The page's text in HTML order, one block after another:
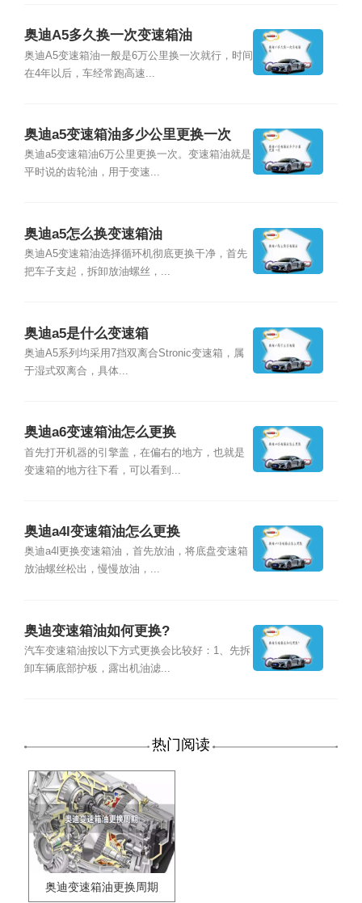
奥迪A5多久换一次变速箱油
奥迪A5变速箱油一般是6万公里换一次就行，时间
在4年以后，车经常跑高速...
奥迪a5变速箱油多少公里更换一次
奥迪a5变速箱油6万公里更换一次。变速箱油就是
平时说的齿轮油，用于变速...
奥迪a5怎么换变速箱油
奥迪A5变速箱油选择循环机彻底更换干净，首先
把车子支起，拆卸放油螺丝，...
奥迪a5是什么变速箱
奥迪A5系列均采用7挡双离合Stronic变速箱，属
于湿式双离合，具体...
奥迪a6变速箱油怎么更换
首先打开机器的引擎盖，在偏右的地方，也就是
变速箱的地方往下看，可以看到...
奥迪a4l变速箱油怎么更换
奥迪a4l更换变速箱油，首先放油，将底盘变速箱
放油螺丝松出，慢慢放油，...
奥迪变速箱油如何更换?
汽车变速箱油按以下方式更换会比较好：1、先拆
卸车辆底部护板，露出机油滤...
热门阅读
奥迪变速箱油更换周期